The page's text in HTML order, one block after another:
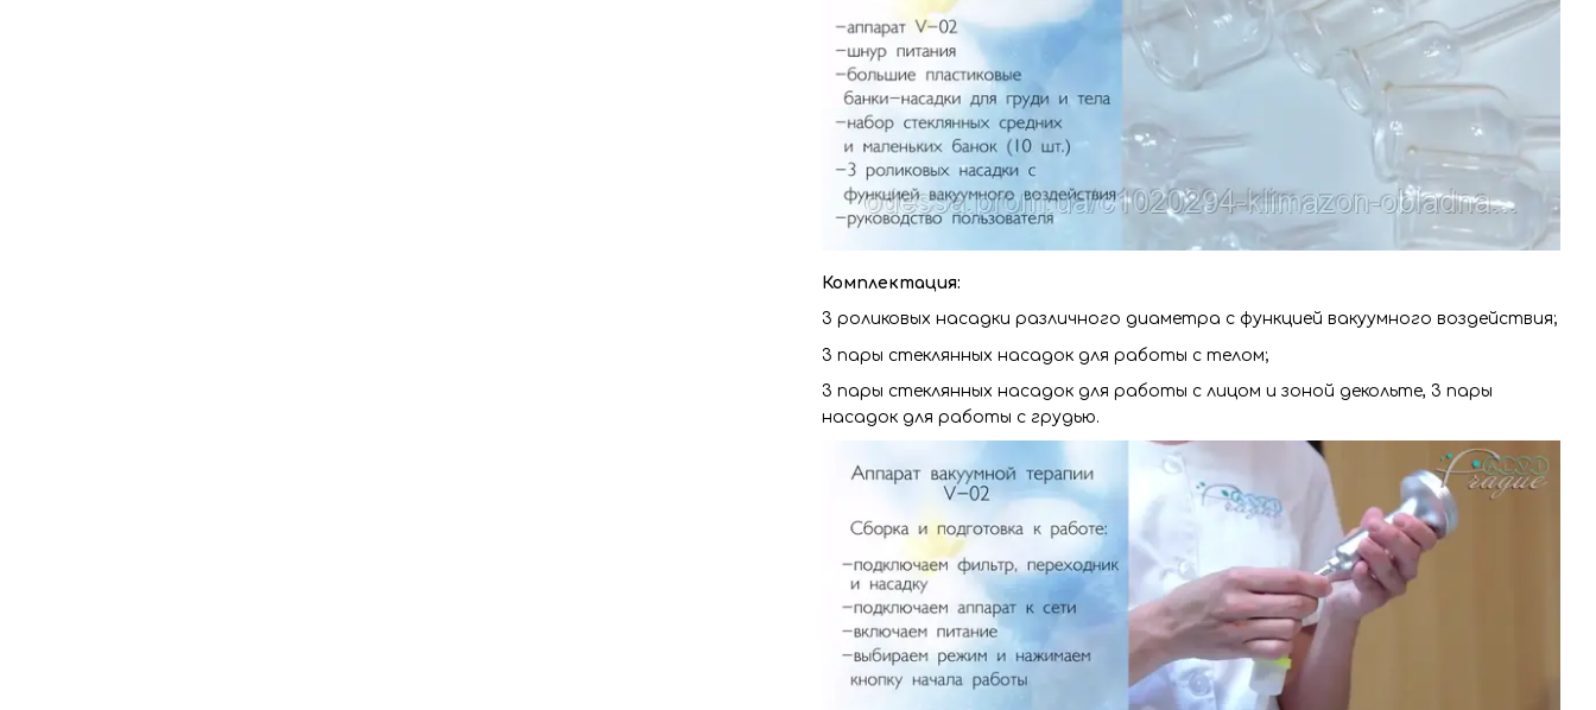
Комплектация:
3 роликовых насадки различного диаметра с функцией вакуумного воздействия;
3 пары стеклянных насадок для работы с телом;
3 пары стеклянных насадок для работы с лицом и зоной декольте, 3 пары
насадок для работы с грудью.